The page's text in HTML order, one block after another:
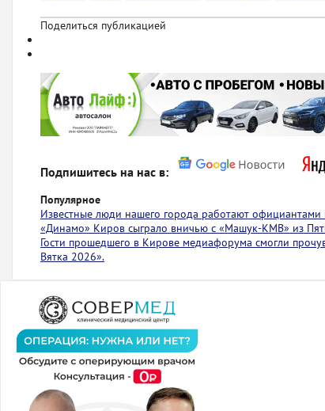
Поделиться публикацией
Подпишитесь на нас в:
Популярное
Известные люди нашего города работают официантами
«Динамо» Киров сыграло вничью с ​​​​«Машук-КМВ» из
Гости прошедшего в Кирове медиафорума смогли
Вятка 2026».